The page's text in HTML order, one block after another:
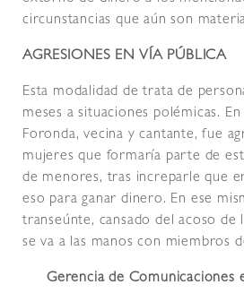
circunstancias que aún son
AGRESIONES EN VÍA PÚBLICA
Esta modalidad de trata de
meses a situaciones polémicas.
Foronda, vecina y cantante, fue
mujeres que formaría parte de
de menores, tras increparle que
eso para ganar dinero. En ese
transeúnte, cansado del acoso de
se va a las manos con miembros
Gerencia de Comunicaciones